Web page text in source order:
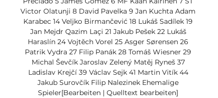
Victor Olatunji 8 David Pavelka 9 Jan Kuchta Adam
Karabec 14 Veljko Birmančević 18 Lukáš Sadílek 19
Jan Mejdr Qazim Laçi 21 Jakub Pešek 22 Lukáš
Haraslín 24 Vojtěch Vorel 25 Asger Sørensen 26
Patrik Vydra 27 Filip Panák 28 Tomáš Wiesner 29
Michal Ševčík Jaroslav Zelený Matěj Ryneš 37
Ladislav Krejčí 39 Václav Sejk 41 Martin Vitík 44
Jakub Surovčík Filip Nalezinek Ehemalige
Spieler[Bearbeiten | Quelltext bearbeiten]